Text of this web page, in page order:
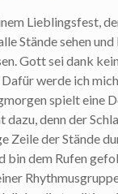
Lieblingsfest,
Stände sehen
Gott sei dank
werde ich
spielt eine
denn der
Zeile der Stände
bin dem Rufen